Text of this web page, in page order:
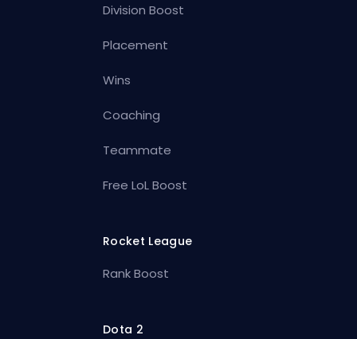
Division Boost
Placement
Wins
Coaching
Teammate
Free LoL Boost
Rocket League
Rank Boost
Dota 2